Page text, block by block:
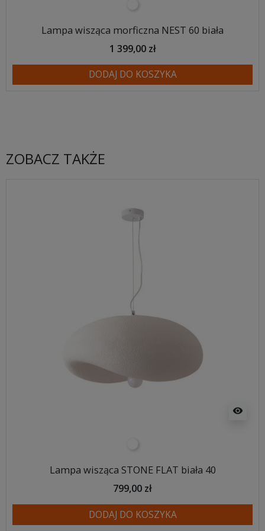
Lampa wisząca morficzna NEST 60 biała
1 399,00 zł
DODAJ DO KOSZYKA
ZOBACZ TAKŻE
visibility
Lampa wisząca STONE FLAT biała 40
799,00 zł
DODAJ DO KOSZYKA